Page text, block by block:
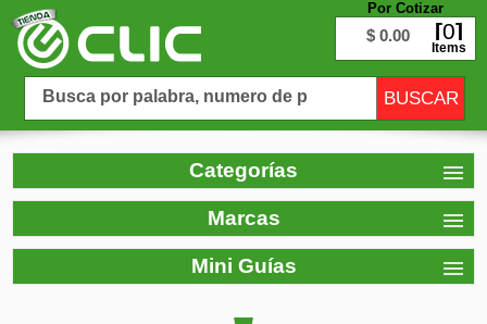
Por Cotizar
$ 0.00 0
Items
Categorías
Marcas
Mini Guías